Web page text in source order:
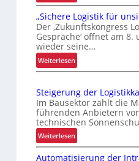
l
s
F
r
n
m
-
U
k
t
f
ü
S
E
x
t
r
e
m
h
t
z
e
l
e
g
„Sichere Logistik für
Der ‚Zukunftskongress
Gespräche‘ öffnet am
wieder seine…
Weiterlesen:
„
i
c
h
e
r
Steigerung der
Im Bausektor zählt die
führenden Anbietern
technischen
Weiterlesen:
S
t
Automatisierung der